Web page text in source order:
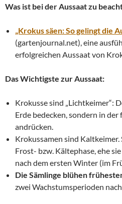
Was ist bei der Aussaat zu
„Krokus säen: So gelingt die
(gartenjournal.net), eine
erfolgreichen Aussaat von
Das Wichtigste zur Aussaat:
Krokusse sind „Lichtkeimer“:
Erde bedecken, sondern in
andrücken.
Krokussamen sind Kaltkeimer.
Frost- bzw. Kältephase, ehe
nach dem ersten Winter (im
Die Sämlinge blühen
zwei Wachstumsperioden